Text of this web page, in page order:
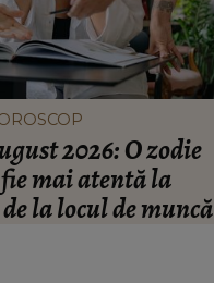
2026: O zodie
mai atentă la
la locul de muncă